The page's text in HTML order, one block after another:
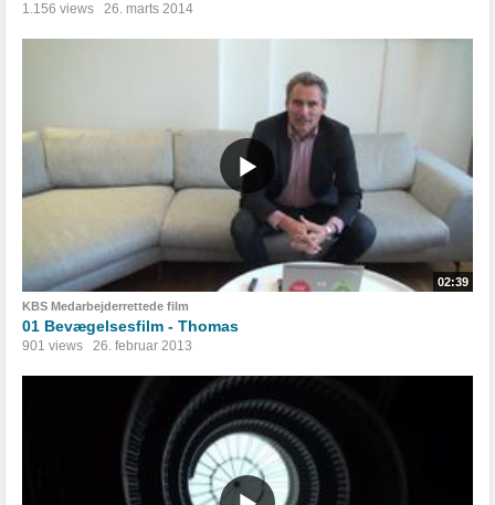
1.156 views 26. marts 2014
02:39
KBS Medarbejderrettede film
01 Bevægelsesfilm - Thomas
901 views 26. februar 2013